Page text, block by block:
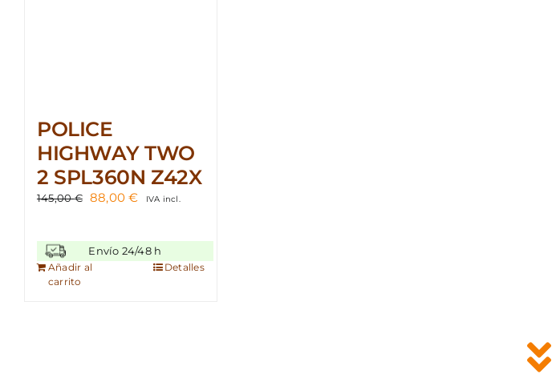
POLICE
HIGHWAY TWO
2 SPL360N Z42X
145,00€ El
era:
145,00 €.
88,00€El
es:
88,00 €.
IVA incl.
Envío 24/48 h
Añadir al
carrito
Detalles